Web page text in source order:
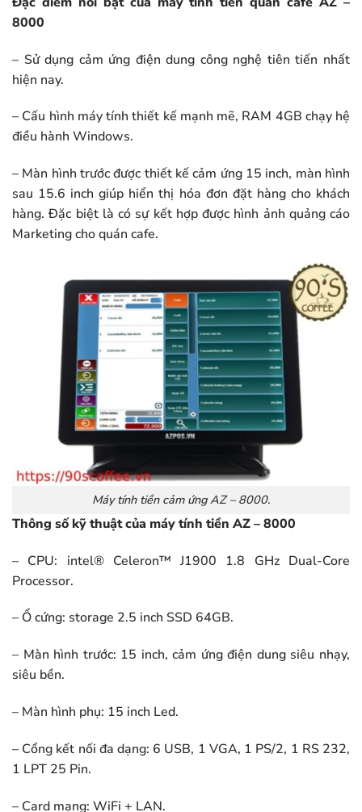
8000
– Sử dụng cảm ứng điện dung công nghệ tiên tiến nhất
hiện nay.
– Cấu hình máy tính thiết kế mạnh mẽ, RAM 4GB chạy hệ
điều hành Windows.
– Màn hình trước được thiết kế cảm ứng 15 inch, màn hình
sau 15.6 inch giúp hiển thị hóa đơn đặt hàng cho khách
hàng. Đặc biệt là có sự kết hợp được hình ảnh quảng cáo
Marketing cho quán cafe.
Máy tính tiền cảm ứng AZ – 8000.
Thông số kỹ thuật của máy tính tiền AZ – 8000
– CPU: intel® Celeron™ J1900 1.8 GHz Dual-Core
Processor.
– Ổ cứng: storage 2.5 inch SSD 64GB.
– Màn hình trước: 15 inch, cảm ứng điện dung siêu nhạy,
siêu bền.
– Màn hình phụ: 15 inch Led.
– Cổng kết nối đa dạng: 6 USB, 1 VGA, 1 PS/2, 1 RS 232,
1 LPT 25 Pin.
– Card mạng: WiFi + LAN.